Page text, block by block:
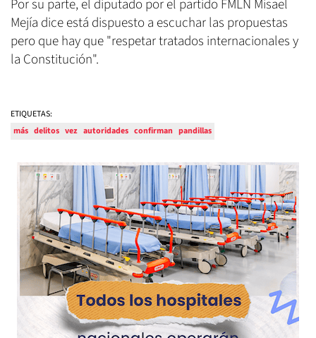
Por su parte, el diputado por el partido FMLN Misael
Mejía dice está dispuesto a escuchar las propuestas
pero que hay que "respetar tratados internacionales y
la Constitución".
ETIQUETAS:
más delitos vez autoridades confirman pandillas